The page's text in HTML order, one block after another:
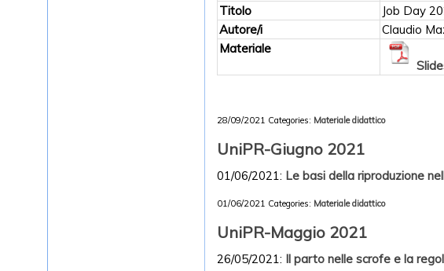
Titolo
Job Day
Autore/i
Claudio
Materiale
28/09/2021 Categories: Materiale didattico
UniPR-Giugno 2021
01/06/2021: Le basi della riproduzione
01/06/2021 Categories: Materiale didattico
UniPR-Maggio 2021
26/05/2021: Il parto nelle scrofe e la